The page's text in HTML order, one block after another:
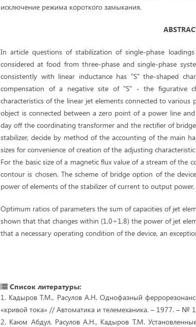
исключение режима короткого замыкания.
In article questions of stabilization of single-phase
considered at food from three-phase and single-phase
consistently with linear inductance has "S" the-shaped
compensation of a negative site of "S" - the figurative
characteristics of the linear jet elements connected to various
object is connected between a zero point of a power line
day off the coordinating transformer and the rectifier of
stabilizer, decide by method of the accounting of the main
sizes for convenience of creation of the adjusting
For the basic size of a magnetic flux value of a stream of the
contour is chosen. The scheme of bridge option of the
power of elements of the stabilizer of current to output
Optimum ratios of parameters the sum of capacities of jet
shown that that changes within (1,0÷1,8) the power of jet
that a necessary operating condition of the device, an
Список литературы:
1. Кадыров Т.М., Расулов А.Н. Однофазный
«кривой тока» // Автоматика и телемеханика. – 1977. – №
2. Каюм Абдул, Расулов А.Н., Кадыров Т.М.